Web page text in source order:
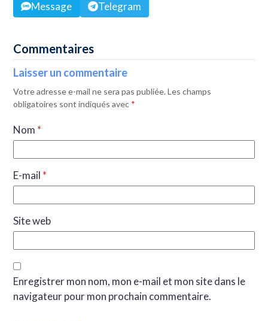
Message Telegram
Commentaires
Laisser un commentaire
Votre adresse e-mail ne sera pas publiée. Les champs
obligatoires sont indiqués avec *
Nom *
E-mail *
Site web
Enregistrer mon nom, mon e-mail et mon site dans le
navigateur pour mon prochain commentaire.